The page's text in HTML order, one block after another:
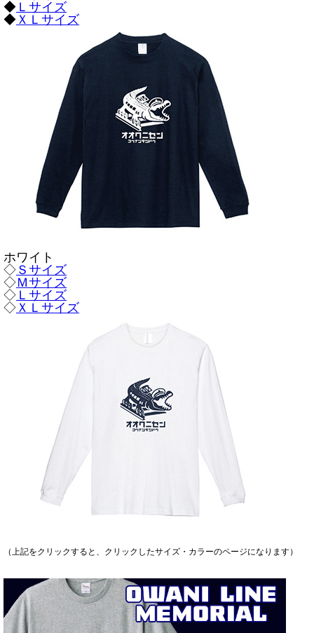
◆ Ｌサイズ
◆ ＸＬサイズ
ホワイト
◇ Ｓサイズ
◇Ｍサイズ
◇ Ｌサイズ
◇ ＸＬサイズ
（上記をクリックすると、クリックしたサイズ・カラーのページになります）